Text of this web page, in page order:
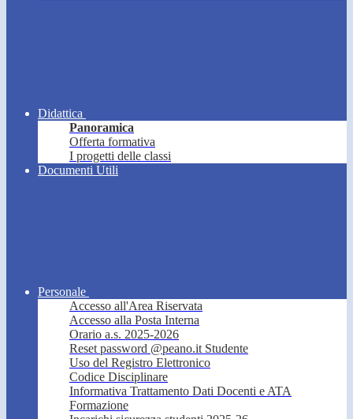
Didattica
Panoramica
Offerta formativa
I progetti delle classi
Documenti Utili
Personale
Accesso all'Area Riservata
Accesso alla Posta Interna
Orario a.s. 2025-2026
Reset password @peano.it Studente
Uso del Registro Elettronico
Codice Disciplinare
Informativa Trattamento Dati Docenti e ATA
Formazione